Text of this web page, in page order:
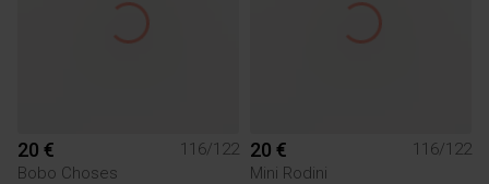
20 €
116/122
Bobo Choses
20 €
116/122
Mini Rodini